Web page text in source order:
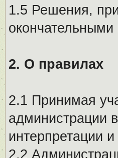
1.5 Решения,
2. О правилах
2.1 Принимая
администрации
интерпретации
2.2